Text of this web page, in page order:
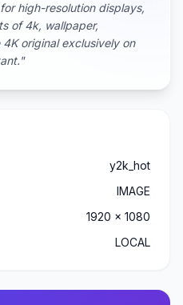
high-resolution displays,
of 4k, wallpaper,
original exclusively on
y2k_hot
IMAGE
1920 x 1080
LOCAL